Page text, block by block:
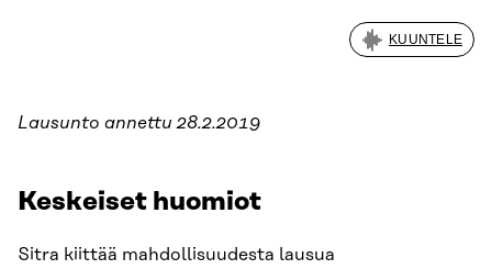
KUUNTELE
Lausunto annettu 28.2.2019
Keskeiset huomiot
Sitra kiittää mahdollisuudesta lausua